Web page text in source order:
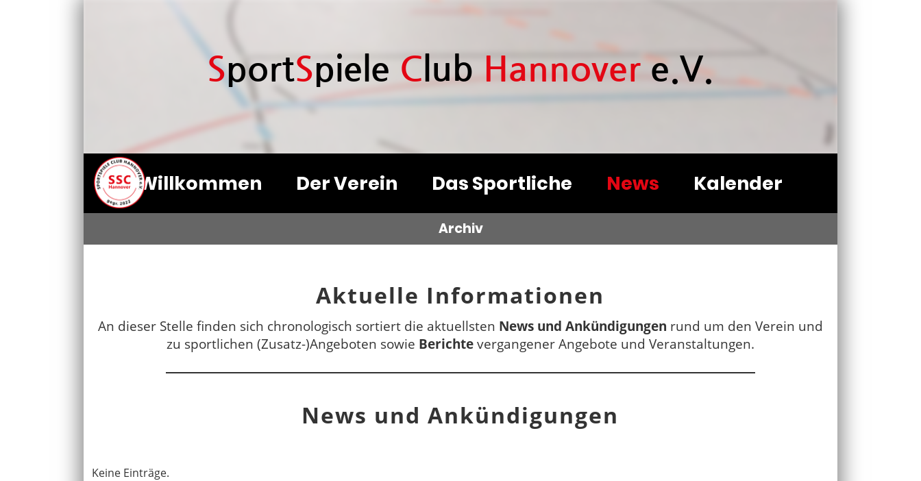
SportSpiele C lub Hannovere.V.
Willkommen Der Verein Das Sportliche News Kalender
Archiv
Aktuelle Informationen
An dieser Stelle finden sich chronologisch sortiert die aktuellsten News und Ankündigungen rund um den Verein und
zu sportlichen (Zusatz-)Angeboten sowie Berichtevergangener Angebote und Veranstaltungen.
News und Ankündigungen
Keine Einträge.